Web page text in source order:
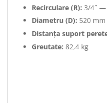
Recirculare (R): 3/4˝ —
Diametru (D): 520
Distanța suport
Greutate: 82,4 kg